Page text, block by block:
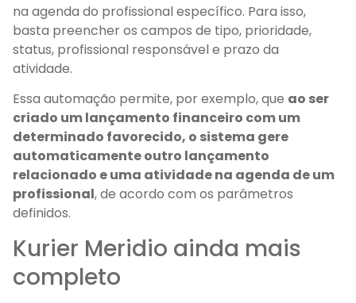
na agenda do profissional específico. Para isso,
basta preencher os campos de tipo, prioridade,
status, profissional responsável e prazo da
atividade.
Essa automação permite, por exemplo, que ao ser
criado um lançamento financeiro com um
determinado favorecido, o sistema gere
automaticamente outro lançamento
relacionado e uma atividade na agenda de um
profissional, de acordo com os parâmetros
definidos.
Kurier Meridio ainda mais
completo